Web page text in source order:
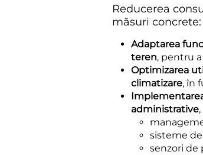
Reducerea
măsuri concrete:
Adaptarea
teren, pentru
Optimizarea
climatizare, în
administrative
sisteme
senzori de